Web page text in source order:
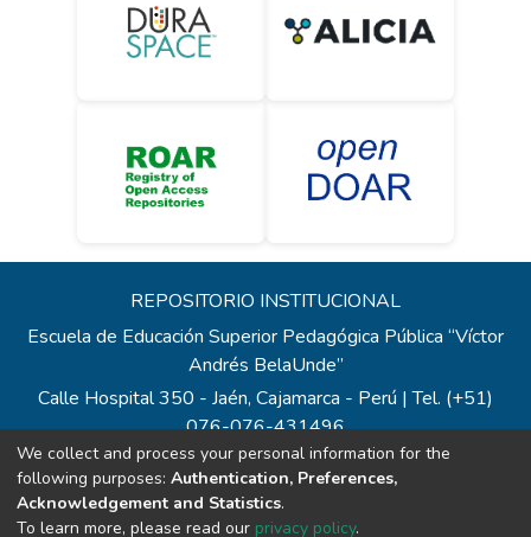
REPOSITORIO INSTITUCIONAL
Escuela de Educación Superior Pedagógica Pública “Víctor
Andrés BelaUnde”
Calle Hospital 350 - Jaén, Cajamarca - Perú | Tel. (+51)
076-076-431496
Todos los contenidos de repositorio.eesppvab.edu.pe están
bajo la Licencia Creative Commons
Correo:repositorio@eesppvab.edu.pe
We collect and process your personal information for the
following purposes: Authentication, Preferences,
Acknowledgement and Statistics.
To learn more, please read our privacy policy.